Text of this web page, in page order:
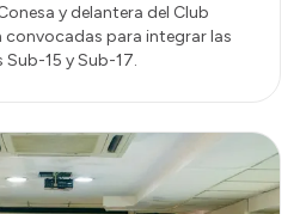
y delantera del Club
convocadas para integrar las
15 y Sub-17.